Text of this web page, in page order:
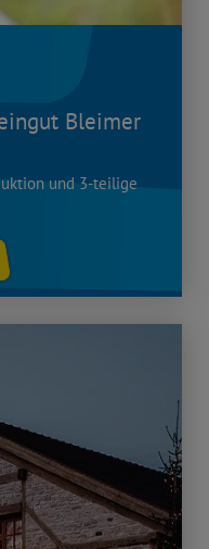
Bleimer
und 3-teilige